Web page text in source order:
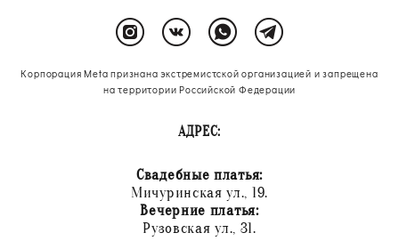
Корпорация Meta признана экстремистской организацией и запрещена
на территории Российской Федерации
АДРЕС:
Свадебные платья:
Мичуринская ул., 19.
Вечерние платья:
Рузовская ул., 31.